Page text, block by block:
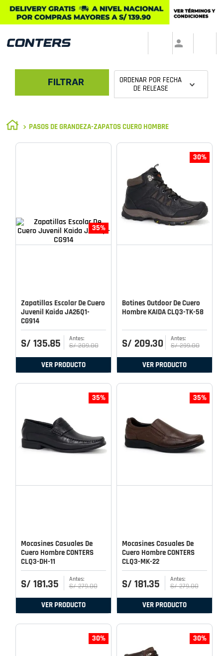
FILTRAR ORDENAR POR FECHA
DE RELEASE
PASOS DE GRANDEZA-ZAPATOS CUERO HOMBRE
35%
Zapatillas Escolar De Cuero
Juvenil Kaida JA26Q1-
CG914
S/ 135.85 S/ 209.00
VER PRODUCTO
30%
Botines Outdoor De Cuero
Hombre KAIDA CLQ3-TK-58
S/ 209.30 S/ 299.00
VER PRODUCTO
35%
Mocasines Casuales De
Cuero Hombre CONTERS
CLQ3-DH-11
S/ 181.35 S/ 279.00
VER PRODUCTO
35%
Mocasines Casuales De
Cuero Hombre CONTERS
CLQ3-MK-22
S/ 181.35 S/ 279.00
VER PRODUCTO
30% 30%